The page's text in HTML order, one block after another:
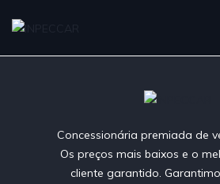
Concessionária premiada de
Os preços mais baixos e o
cliente garantido.